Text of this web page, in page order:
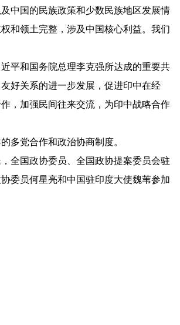
国的民族政策和少数民族地区发展情
和领土完整，涉及中国核心利益。我们
和国务院总理李克强所达成的重要共
好关系的进一步发展，促进印中在经
，加强民间往来交流，为印中战略合作
党合作和政治协商制度。
国政协委员、全国政协提案委员会驻
委员何星亮和中国驻印度大使魏苇参加